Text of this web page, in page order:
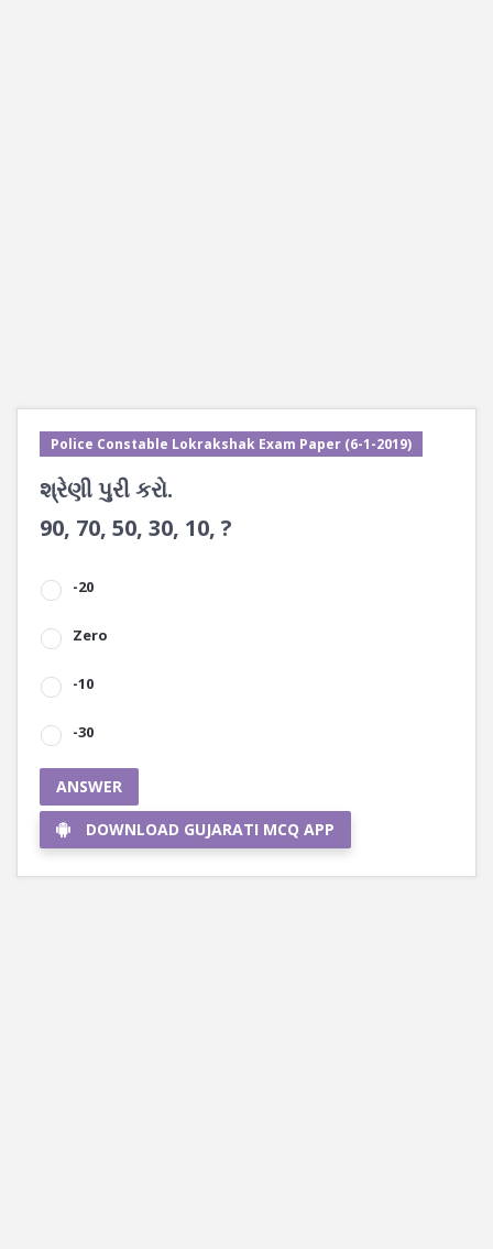
Police Constable Lokrakshak Exam Paper (6-1-2019)
શ્રેણી પુરી કરો.
90, 70, 50, 30, 10, ?
-20
Zero
-10
-30
ANSWER
DOWNLOAD GUJARATI MCQ APP